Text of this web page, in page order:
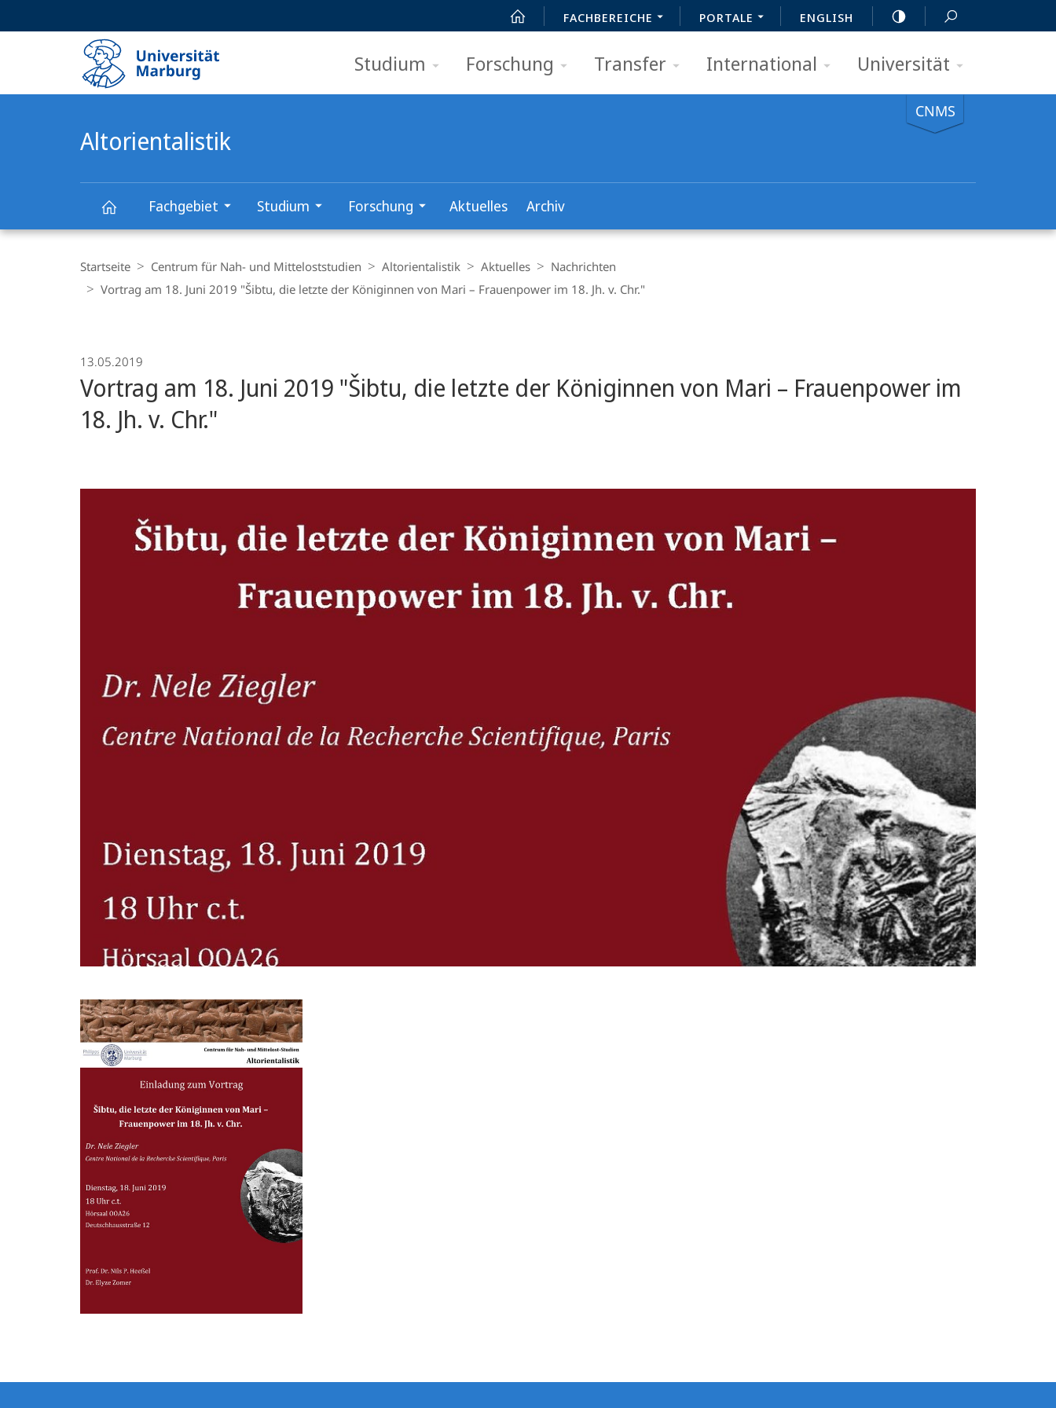
FACHBEREICHE PORTALE ENGLISH
Studium Forschung Transfer International Universität
CNMS
Altorientalistik
Fachgebiet Studium Forschung Aktuelles Archiv
Navigation
Startseite Centrum für Nah- und Mitteloststudien Altorientalistik Aktuelles
Nachrichten
Vortrag am 18. Juni 2019 "Šibtu, die letzte der Königinnen von Mari – Frauenpower im 18. Jh. v. Chr."
13.05.2019
Vortrag am 18. Juni 2019 "Šibtu, die letzte der Königinnen von Mari – Frauenpower im
18. Jh. v. Chr."